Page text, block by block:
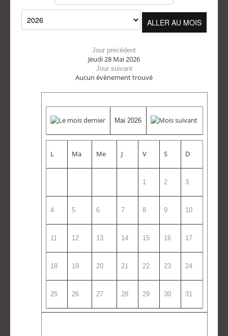
ALLER AU MOIS
Jour précédent
Jeudi 28 Mai 2026
Jour suivant
Aucun évènement trouvé
Mai 2026
L Ma Me J V S D
1 2 3
4 5 6 7 8 9 10
11 12 13 14 15 16 17
18 19 20 21 22 23 24
25 26 27 28 29 30 31